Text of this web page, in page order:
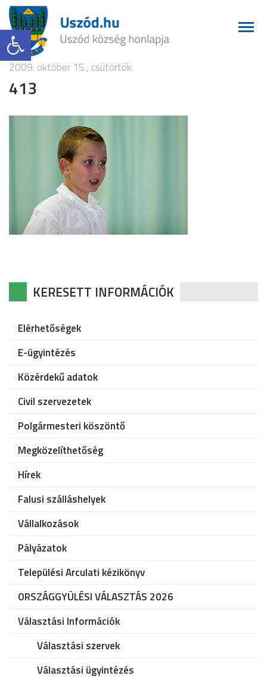
Eszköztár megnyitása
2009. október 15., csütörtök
413
KERESETT INFORMÁCIÓK
Elérhetőségek
E-ügyintézés
Közérdekű adatok
Civil szervezetek
Polgármesteri köszöntő
Megközelíthetőség
Hírek
Falusi szálláshelyek
Vállalkozások
Pályázatok
Települési Arculati kézikönyv
ORSZÁGGYÜLÉSI VÁLASZTÁS 2026
Választási Információk
Választási szervek
Választási ügyintézés